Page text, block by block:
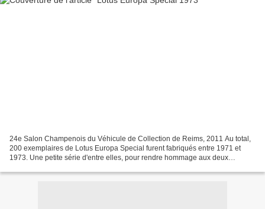
24e Salon Champenois du Véhicule de Collection de Reims, 2011 Au total,
200 exemplaires de Lotus Europa Special furent fabriqués entre 1971 et
1973. Une petite série d'entre elles, pour rendre hommage aux deux